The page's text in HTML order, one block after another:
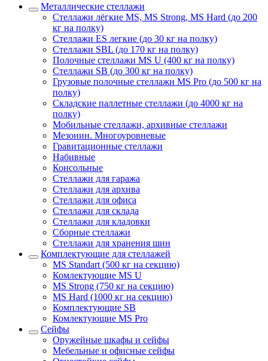
Металлические стеллажи
Стеллажи лёгкие MS, MS Strong, MS Hard (до 200
кг на полку)
Стеллажи ES легкие (до 30 кг на полку)
Стеллажи SBL (до 170 кг на полку)
Полочные стеллажи MS U (400 кг на полку)
Стеллажи SB (до 300 кг на полку)
Грузовые полочные стеллажи MS Pro (до 500 кг на
полку)
Складские паллетные стеллажи (до 4000 кг на
полку)
Мобильные стеллажи, архивные стеллажи
Мезонин. Многоуровневые
Гравитационные стеллажи
Набивные
Консольные
Стеллажи для гаража
Стеллажи для архива
Стеллажи для офиса
Стеллажи для склада
Стеллажи для кладовки
Сборные стеллажи
Стеллажи для хранения шин
Комплектующие для стеллажей
MS Standart (500 кг на секцию)
Комлектующие MS U
MS Strong (750 кг на секцию)
MS Hard (1000 кг на секцию)
Комплектующие SB
Комлектующие MS Pro
Сейфы
Оружейные шкафы и сейфы
Мебельные и офисные сейфы